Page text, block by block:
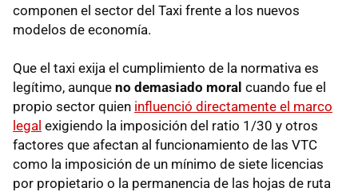
componen el sector del Taxi frente a los nuevos
modelos de economía.
Que el taxi exija el cumplimiento de la normativa es
legítimo, aunque no demasiado moral cuando fue el
propio sector quien influenció directamente el marco
legal exigiendo la imposición del ratio 1/30 y otros
factores que afectan al funcionamiento de las VTC
como la imposición de un mínimo de siete licencias
por propietario o la permanencia de las hojas de ruta